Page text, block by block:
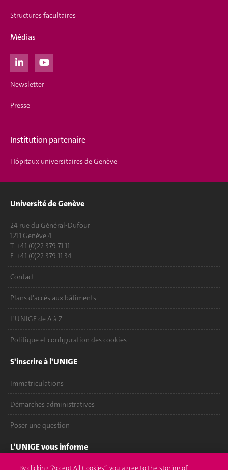
Structures facultaires
Médias
Newsletter
Presse
Institution partenaire
Hôpitaux universitaires de Genève
Université de Genève
24 rue du Général-Dufour
1211 Genève 4
T. +41 (0)22 379 71 11
F. +41 (0)22 379 11 34
Contact
Plans d'accès aux bâtiments
L'UNIGE de A à Z
Politique et configuration des cookies
S'inscrire à l'UNIGE
Immatriculations
Démarches administratives
Poser une question
L'UNIGE vous informe
By clicking “Accept All Cookies”, you agree to the storing of